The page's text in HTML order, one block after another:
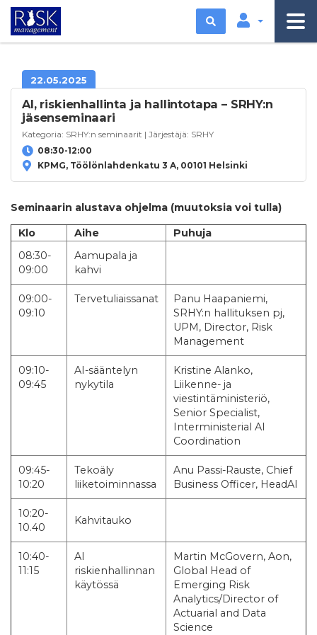
Etsi
22.05.2025
AI, riskienhallinta ja hallintotapa – SRHY:n
jäsenseminaari
Kategoria: SRHY:n seminaarit | Järjestäjä: SRHY
08:30-12:00
KPMG, Töölönlahdenkatu 3 A, 00101 Helsinki
Seminaarin alustava ohjelma (muutoksia voi tulla)
Klo Aihe
Puhuja
08:30-
09:00
Aamupala ja
kahvi
09:00-
09:10
Tervetuliaissanat
Panu Haapaniemi,
SRHY:n hallituksen pj,
UPM, Director, Risk
Management
09:10-
09:45
AI-sääntelyn
nykytila
Kristine Alanko,
Liikenne- ja
viestintäministeriö,
Senior Specialist,
Interministerial AI
Coordination
09:45-
10:20
Tekoäly
liiketoiminnassa
Anu Passi-Rauste, Chief
Business Officer, HeadAI
10:20-
10.40
Kahvitauko
10:40-
11:15
AI
riskienhallinnan
käytössä
Martin McGovern, Aon,
Global Head of
Emerging Risk
Analytics/Director of
Actuarial and Data
Science